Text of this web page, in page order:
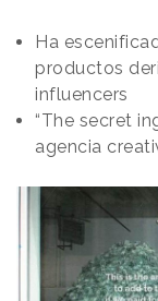
Ha
productos
influencers
“The secret
agencia